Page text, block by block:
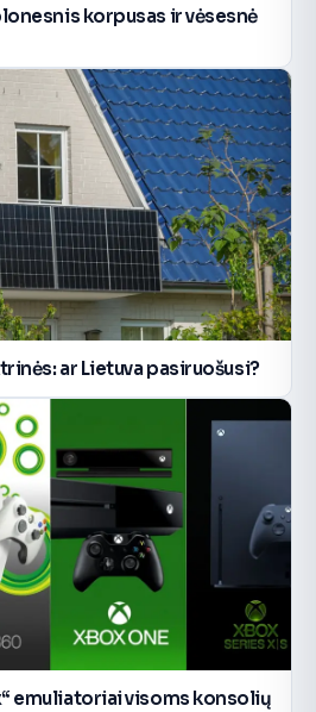
korpusas ir vėsesnė
ar Lietuva pasiruošusi?
emuliatoriai visoms konsolių